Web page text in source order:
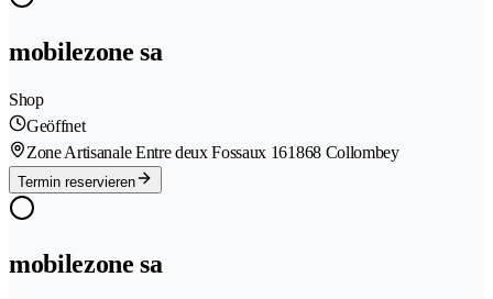
mobilezone sa
Shop
Geöffnet
Zone Artisanale Entre deux Fossaux 161868 Collombey
Termin reservieren
mobilezone sa